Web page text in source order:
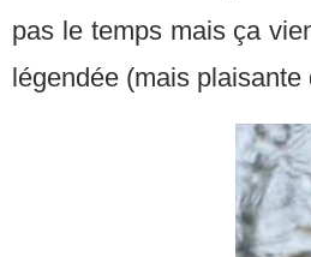
pas le temps mais ça
légendée (mais